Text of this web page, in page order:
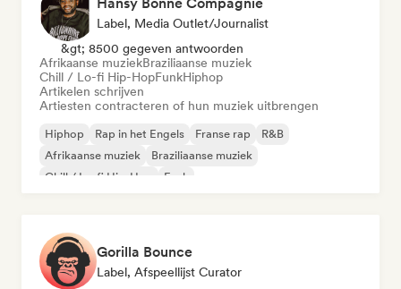
Label, Media Outlet/Journalist
&gt; 8500 gegeven antwoorden
Afrikaanse muziekBraziliaanse muziek
Chill / Lo-fi Hip-HopFunkHiphop
Artikelen schrijven
Artiesten contracteren of hun muziek uitbrengen
Hiphop Rap in het Engels Franse rap
R&B
Afrikaanse muziek
Braziliaanse muziek
Chill / Lo-fi Hip-Hop
Funk
Gorilla Bounce
Label, Afspeellijst Curator